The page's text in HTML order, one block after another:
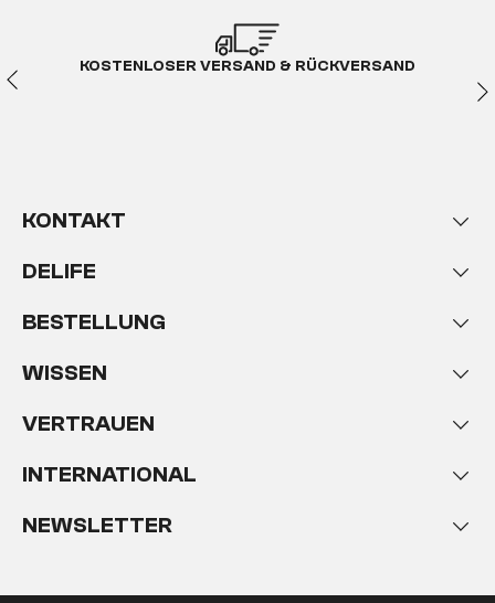
KOSTENLOSER VERSAND & RÜCKVERSAND
KONTAKT
DELIFE
BESTELLUNG
WISSEN
VERTRAUEN
INTERNATIONAL
NEWSLETTER